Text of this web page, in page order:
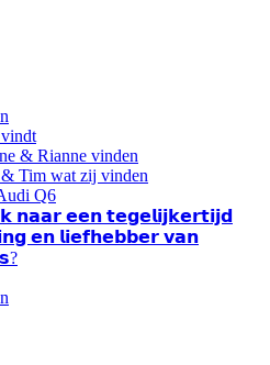
& Rianne vinden
Tim wat zij vinden
Q6
𝗻𝗮𝗮𝗿 𝗲𝗲𝗻 𝘁𝗲𝗴𝗲𝗹𝗶𝗷𝗸𝗲𝗿𝘁𝗶𝗷𝗱
𝗲𝗻 𝗹𝗶𝗲𝗳𝗵𝗲𝗯𝗯𝗲𝗿 𝘃𝗮𝗻